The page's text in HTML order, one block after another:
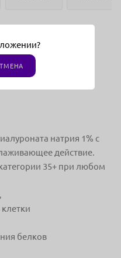
натрия 1% с
действие.
35+ при любом
белков